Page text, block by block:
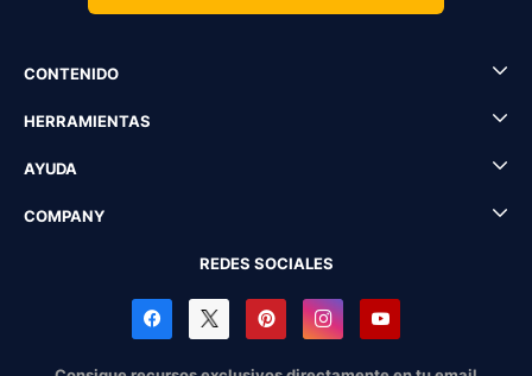
CONTENIDO
HERRAMIENTAS
AYUDA
COMPANY
REDES SOCIALES